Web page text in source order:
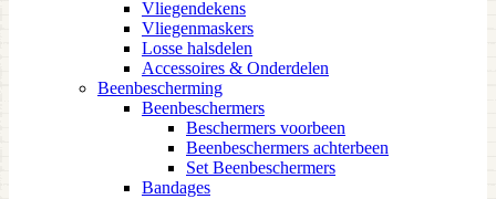
Vliegendekens
Vliegenmaskers
Losse halsdelen
Accessoires & Onderdelen
Beenbescherming
Beenbeschermers
Beschermers voorbeen
Beenbeschermers achterbeen
Set Beenbeschermers
Bandages